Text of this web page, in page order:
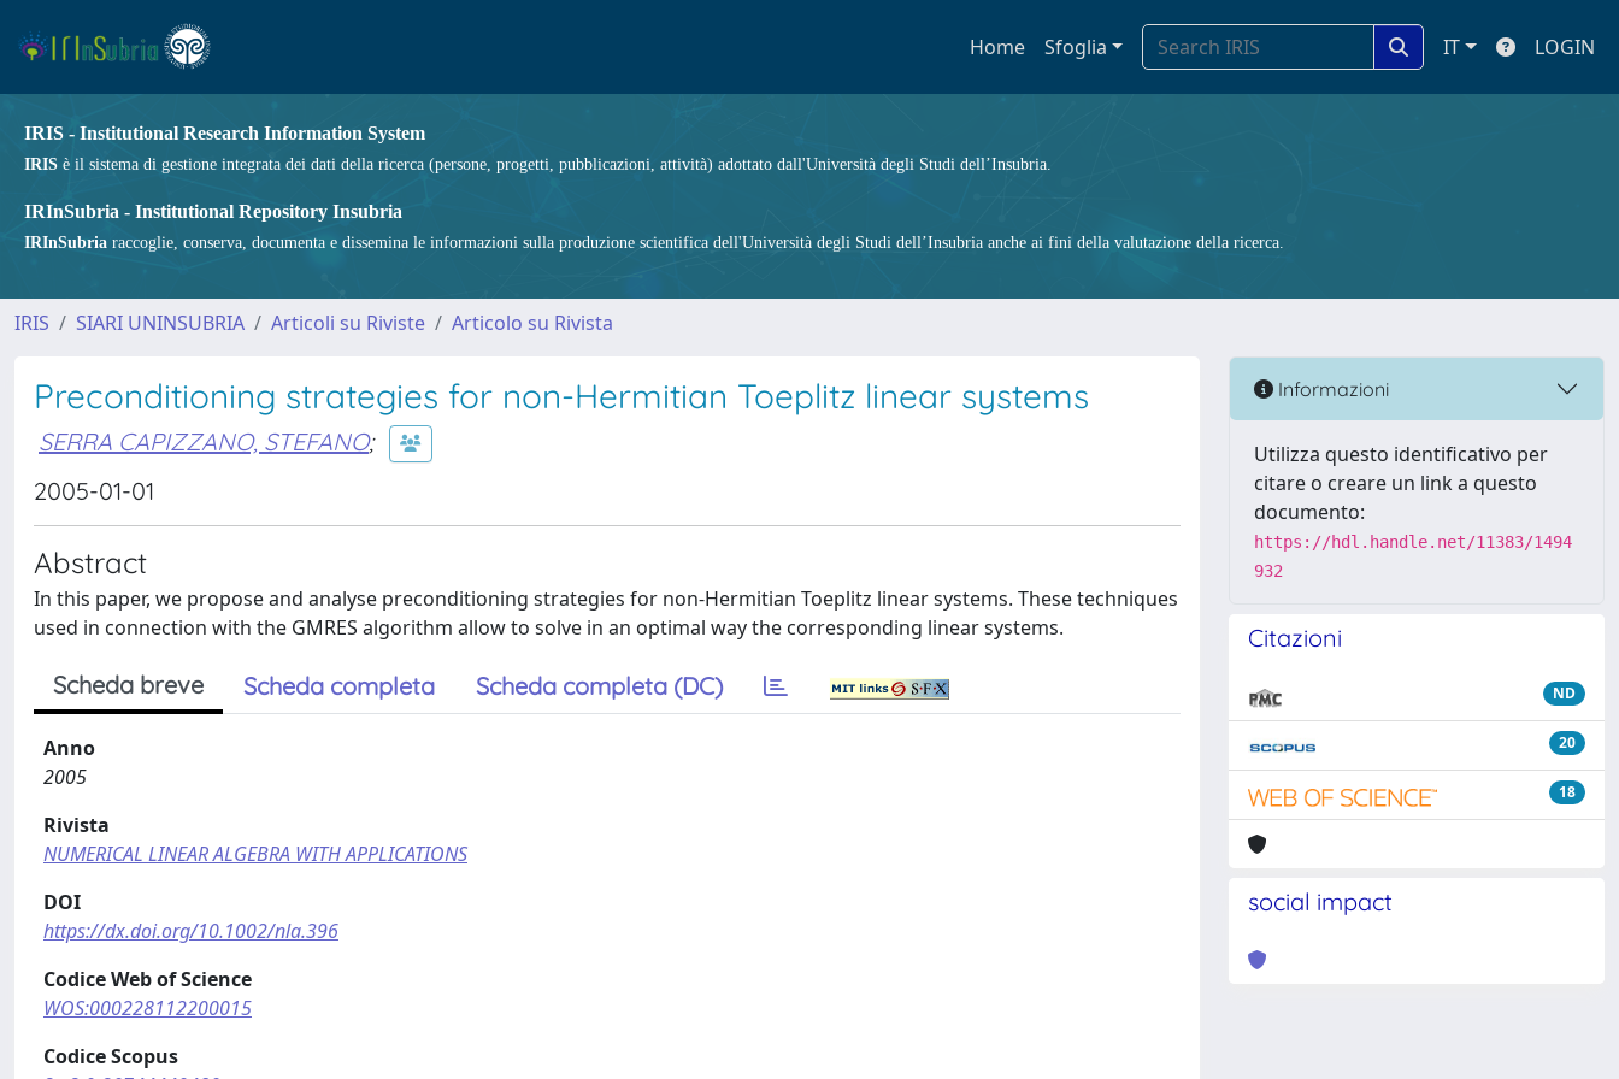
Home Sfoglia IT LOGIN
IRIS - Institutional Research Information System
IRIS è il sistema di gestione integrata dei dati della ricerca (persone, progetti, pubblicazioni, attività) adottato dall'Università degli Studi dell’Insubria.
IRInSubria - Institutional Repository Insubria
IRInSubria raccoglie, conserva, documenta e dissemina le informazioni sulla produzione scientifica dell'Università degli Studi dell’Insubria anche ai fini della valutazione della ricerca.
IRIS SIARI UNINSUBRIA Articoli su Riviste Articolo su Rivista
Preconditioning strategies for non-Hermitian Toeplitz linear systems
SERRA CAPIZZANO, STEFANO;
2005-01-01
Abstract
In this paper, we propose and analyse preconditioning strategies for non-Hermitian Toeplitz linear systems. These techniques
used in connection with the GMRES algorithm allow to solve in an optimal way the corresponding linear systems.
Scheda breve Scheda completa Scheda completa (DC)
Anno
2005
Rivista
NUMERICAL LINEAR ALGEBRA WITH APPLICATIONS
DOI
https://dx.doi.org/10.1002/nla.396
Codice Web of Science
WOS:000228112200015
Codice Scopus
Informazioni
Utilizza questo identificativo per
citare o creare un link a questo
documento:
https://hdl.handle.net/11383/1494
932
Citazioni
ND
20
18
social impact